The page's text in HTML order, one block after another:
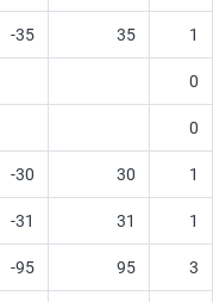
-35 35 1
0
0
-30 30 1
-31 31 1
-95 95 3